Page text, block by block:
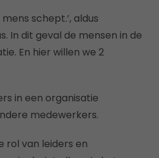
schept.’, aldus
In dit geval de mensen in de
En hier willen we 2
in een organisatie
medewerkers.
rol van leiders en